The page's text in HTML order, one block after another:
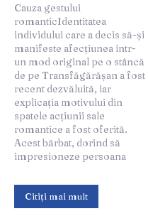
Cauza gestului
romanticIdentitatea
individului care a decis să-și
manifeste afecțiunea într-
un mod original pe o stâncă
de pe Transfăgărășan a fost
recent dezvăluită, iar
explicația motivului din
spatele acțiunii sale
romantice a fost oferită.
Acest bărbat, dorind să
impresioneze persoana
iubită, a ales să picteze o
declarație de dragoste pe o
stâncă, crezând că un astfel
de act grandios și vizibil va
evidenția intensitatea
emoțiilor sale. El a declarat
că a avut în vedere crearea
unui moment memorabil și
special, care să fie păstrat
nu doar în amintirile lor, ci și
în peisajul natural, ca un
Citiți mai mult